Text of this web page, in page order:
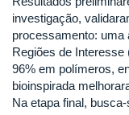
investigação,
processamento: uma
Regiões de
96% em polímeros,
bioinspirada
Na etapa final,